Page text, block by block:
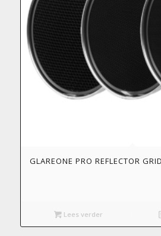
GLAREONE PRO REFLECTOR
Lees verder